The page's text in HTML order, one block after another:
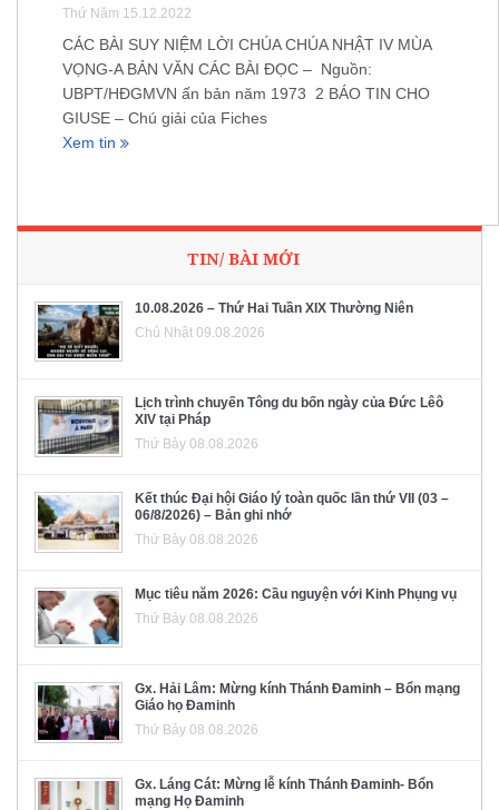
Thứ Năm 15.12.2022
CÁC BÀI SUY NIỆM LỜI CHÚA CHÚA NHẬT IV MÙA
VỌNG-A BẢN VĂN CÁC BÀI ĐỌC – Nguồn:
UBPT/HĐGMVN ấn bản năm 1973 2 BÁO TIN CHO
GIUSE – Chú giải của Fiches
Xem tin
TIN/ BÀI MỚI
10.08.2026 – Thứ Hai Tuần XIX Thường Niên
Chủ Nhật 09.08.2026
Lịch trình chuyến Tông du bốn ngày của Đức Lêô
XIV tại Pháp
Thứ Bảy 08.08.2026
Kết thúc Đại hội Giáo lý toàn quốc lần thứ VII (03 –
06/8/2026) – Bản ghi nhớ
Thứ Bảy 08.08.2026
Mục tiêu năm 2026: Cầu nguyện với Kinh Phụng vụ
Thứ Bảy 08.08.2026
Gx. Hải Lâm: Mừng kính Thánh Đaminh – Bổn mạng
Giáo họ Đaminh
Thứ Bảy 08.08.2026
Gx. Láng Cát: Mừng lễ kính Thánh Đaminh- Bổn
mạng Họ Đaminh